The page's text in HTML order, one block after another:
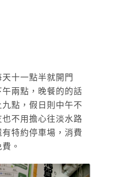
十一點半就開門
兩點，晚餐的的話
點，假日則中午不
不用擔心往淡水路
有特約停車場，消費
。